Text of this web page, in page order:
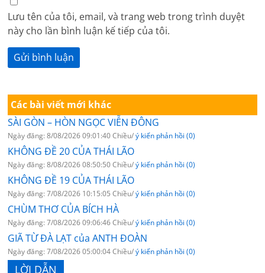
Lưu tên của tôi, email, và trang web trong trình duyệt
này cho lần bình luận kế tiếp của tôi.
Các bài viết mới khác
SÀI GÒN – HÒN NGỌC VIỄN ĐÔNG
Ngày đăng: 8/08/2026 09:01:40 Chiều/ý kiến phản hồi (0)
KHÔNG ĐỀ 20 CỦA THÁI LÃO
Ngày đăng: 8/08/2026 08:50:50 Chiều/ý kiến phản hồi (0)
KHÔNG ĐỀ 19 CỦA THÁI LÃO
Ngày đăng: 7/08/2026 10:15:05 Chiều/ý kiến phản hồi (0)
CHÙM THƠ CỦA BÍCH HÀ
Ngày đăng: 7/08/2026 09:06:46 Chiều/ý kiến phản hồi (0)
GIÃ TỪ ĐÀ LẠT của ANTH ĐOÀN
Ngày đăng: 7/08/2026 05:00:04 Chiều/ý kiến phản hồi (0)
LỜI DẪN